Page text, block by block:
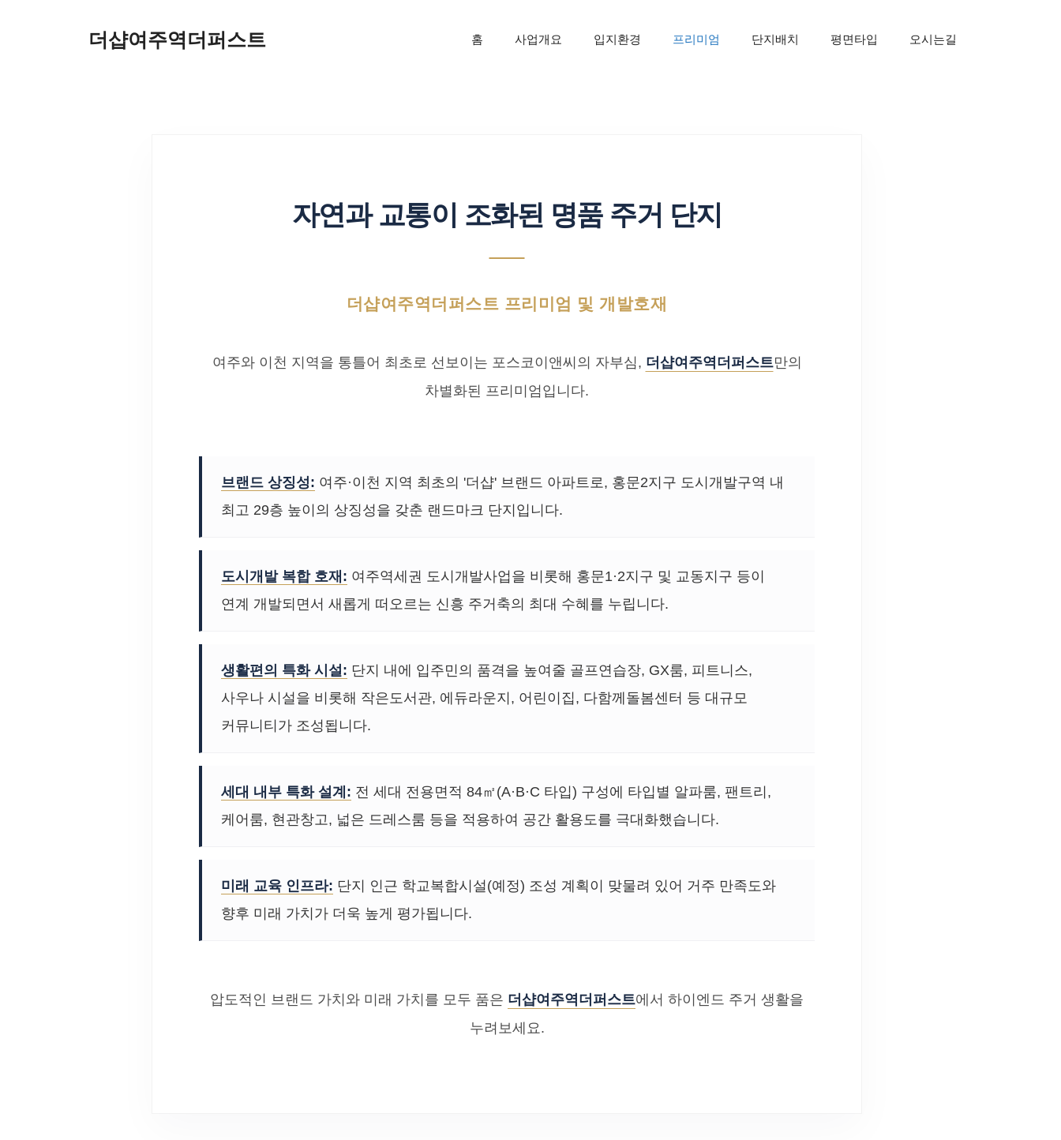
더샵여주역더퍼스트 홈 사업개요 입지환경 프리미엄 단지배치 평면타입 오시는길
자연과 교통이 조화된 명품 주거 단지
더샵여주역더퍼스트 프리미엄 및 개발호재
여주와 이천 지역을 통틀어 최초로 선보이는 포스코이앤씨의 자부심, 더샵여주역더퍼스트만의
차별화된 프리미엄입니다.
브랜드 상징성: 여주·이천 지역 최초의 '더샵' 브랜드 아파트로, 홍문2지구 도시개발구역 내
최고 29층 높이의 상징성을 갖춘 랜드마크 단지입니다.
도시개발 복합 호재: 여주역세권 도시개발사업을 비롯해 홍문1·2지구 및 교동지구 등이
연계 개발되면서 새롭게 떠오르는 신흥 주거축의 최대 수혜를 누립니다.
생활편의 특화 시설: 단지 내에 입주민의 품격을 높여줄 골프연습장, GX룸, 피트니스,
사우나 시설을 비롯해 작은도서관, 에듀라운지, 어린이집, 다함께돌봄센터 등 대규모
커뮤니티가 조성됩니다.
세대 내부 특화 설계: 전 세대 전용면적 84㎡(A·B·C 타입) 구성에 타입별 알파룸, 팬트리,
케어룸, 현관창고, 넓은 드레스룸 등을 적용하여 공간 활용도를 극대화했습니다.
미래 교육 인프라: 단지 인근 학교복합시설(예정) 조성 계획이 맞물려 있어 거주 만족도와
향후 미래 가치가 더욱 높게 평가됩니다.
압도적인 브랜드 가치와 미래 가치를 모두 품은 더샵여주역더퍼스트에서 하이엔드 주거 생활을
누려보세요.